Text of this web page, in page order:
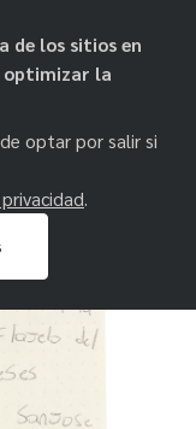
de los sitios en
optimizar la
optar por salir si
.